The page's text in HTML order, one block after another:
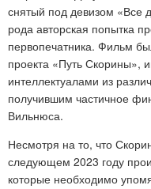
снятый под девизом «Все
рода авторская попытка
первопечатника. Фильм
проекта «Путь Скорины»,
интеллектуалами из
получившим частичное
Вильнюса.
Несмотря на то, что
следующем 2023 году
которые необходимо